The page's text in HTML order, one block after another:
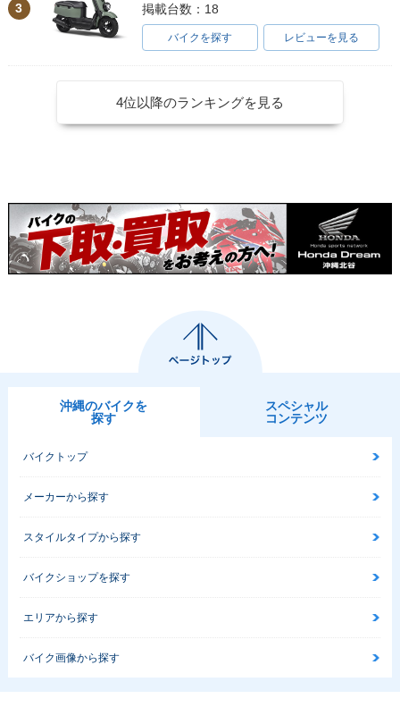
3
掲載台数：18
バイクを探す レビューを見る
4位以降のランキングを見る
沖縄のバイクを
探す
スペシャル
コンテンツ
バイクトップ
メーカーから探す
スタイルタイプから探す
バイクショップを探す
エリアから探す
バイク画像から探す